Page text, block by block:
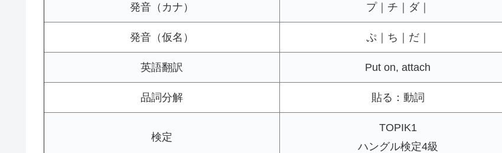
発音（カナ） プ｜チ｜ダ｜
発音（仮名） ぷ｜ち｜だ｜
英語翻訳 Put on, attach
品詞分解 貼る：動詞
検定
TOPIK1
ハングル検定4級